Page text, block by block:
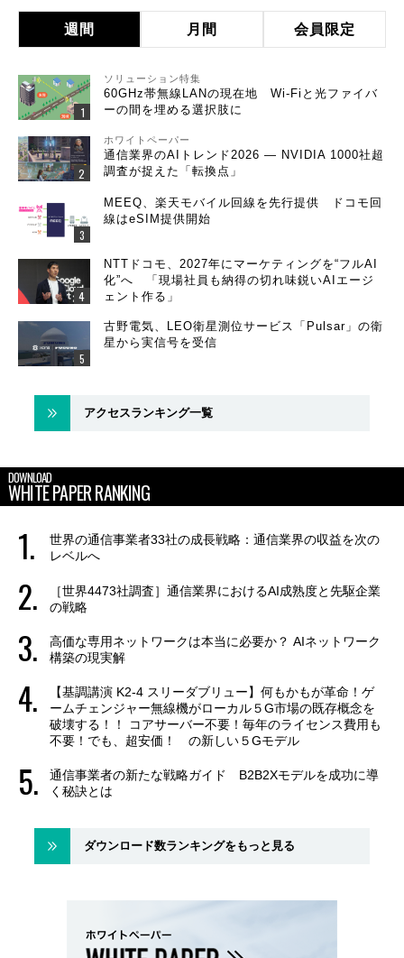
週間 月間 会員限定
ソリューション特集
60GHz帯無線LANの現在地 Wi-Fiと光ファイバ
ーの間を埋める選択肢に
ホワイトペーパー
通信業界のAIトレンド2026 ― NVIDIA 1000社超
調査が捉えた「転換点」
MEEQ、楽天モバイル回線を先行提供 ドコモ回
線はeSIM提供開始
NTTドコモ、2027年にマーケティングを“フルAI
化”へ 「現場社員も納得の切れ味鋭いAIエージ
ェント作る」
古野電気、LEO衛星測位サービス「Pulsar」の衛
星から実信号を受信
アクセスランキング一覧
DOWNLOAD
WHITE PAPER RANKING
世界の通信事業者33社の成長戦略：通信業界の収益を次の
レベルへ
［世界4473社調査］通信業界におけるAI成熟度と先駆企業
の戦略
高価な専用ネットワークは本当に必要か？ AIネットワーク
構築の現実解
【基調講演 K2-4 スリーダブリュー】何もかもが革命！ゲ
ームチェンジャー無線機がローカル５G市場の既存概念を
破壊する！！ コアサーバー不要！毎年のライセンス費用も
不要！でも、超安価！ の新しい５Gモデル
通信事業者の新たな戦略ガイド B2B2Xモデルを成功に導
く秘訣とは
ダウンロード数ランキングをもっと見る